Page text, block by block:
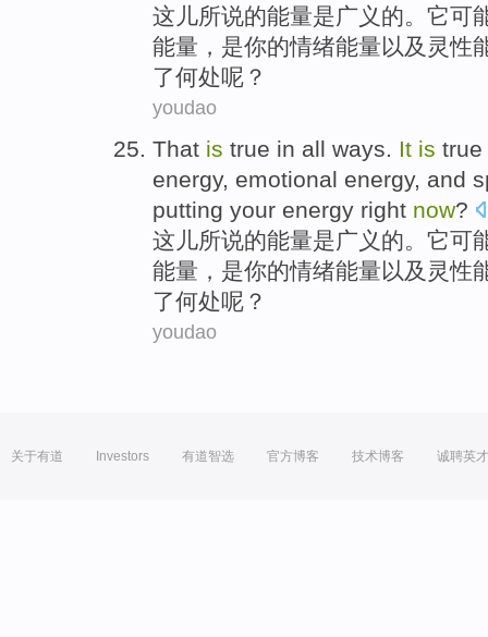
这儿所说的能量是广义的。 它可
能量， 是你的情绪能量以及 灵性
了何处呢？
youdao
That is true in all ways. It is
energy, emotional energy, and
putting your energy right now?
这儿所说的能量是广义的。 它可
能量， 是你的情绪能量以及 灵性
了何处呢？
youdao
关于有道 Investors 有道智选 官方博客 技术博客 诚聘英才